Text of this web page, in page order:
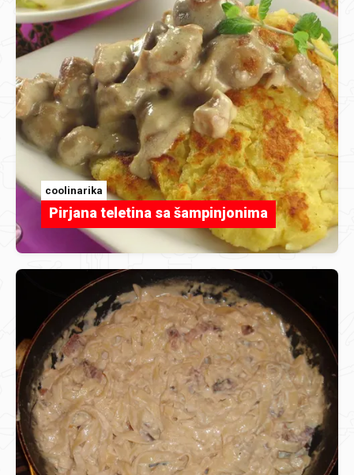
coolinarika
Pirjana teletina sa šampinjonima